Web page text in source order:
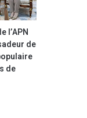
l’APN
de
de